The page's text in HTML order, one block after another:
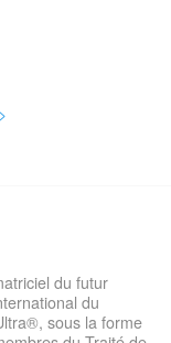
du futur
du
sous la forme